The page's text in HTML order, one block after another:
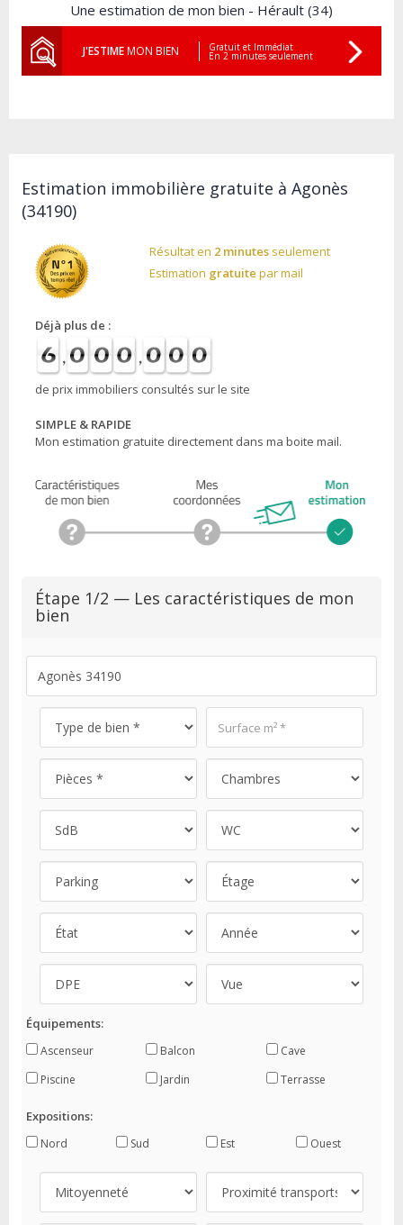
Une estimation de mon bien - Hérault (34)
J'ESTIMEMON BIEN Gratuit et Immédiat
En 2 minutes seulement
Estimation immobilière gratuite à Agonès
(34190)
Résultat en 2 minutesseulement
Estimation gratuite par mail
Déjà plus de :
de prix immobiliers consultés sur le site
SIMPLE & RAPIDE
Mon estimation gratuite directement dans ma boite mail.
Étape 1/2 — Les caractéristiques de mon
bien
Équipements:
Ascenseur Balcon
Cave
Piscine
Jardin Terrasse
Expositions:
Nord Sud Est Ouest